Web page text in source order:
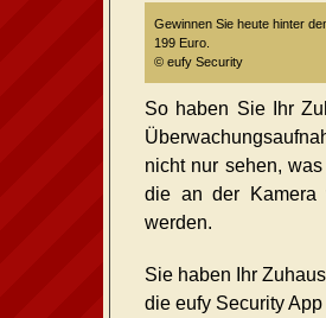
Gewinnen Sie heute hinter
199 Euro.
© eufy Security
So haben Sie Ihr
nicht nur sehen,
die an der Kamera
werden.
Sie haben Ihr
die eufy Security